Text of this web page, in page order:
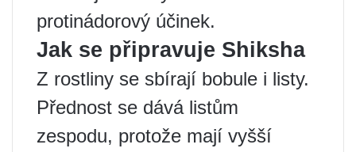
protinádorový účinek.
Jak se připravuje Shiksha
Z rostliny se sbírají bobule i listy.
Přednost se dává listům
zespodu, protože mají vyšší